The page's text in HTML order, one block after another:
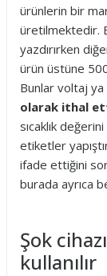
ürünlerin bir
üretilmektedir.
yazdırırken
ürün üstüne
Bunlar voltaj
olarak ithal
sıcaklık
etiketler
ifade ettiğini
burada ayrıca
Şok
kullanılır